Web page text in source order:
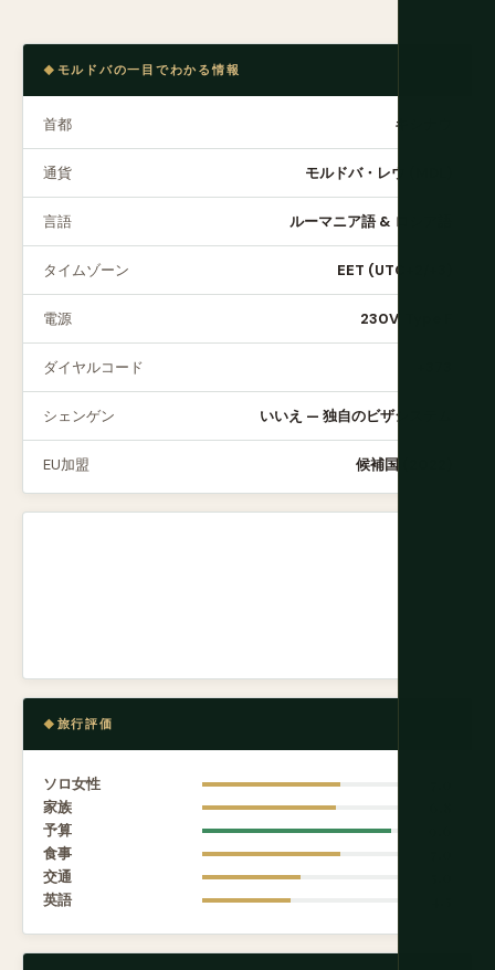
モルドバの一目でわかる情報
首都 キシナウ
通貨 モルドバ・レウ (MDL)
言語 ルーマニア語 & ロシア語
タイムゾーン EET (UTC+2/+3)
電源 230V, Type F
ダイヤルコード
シェンゲン いいえ — 独自のビザシステム
EU加盟 候補国 (2022)
旅行評価
ソロ女性
家族
予算
食事
交通
英語